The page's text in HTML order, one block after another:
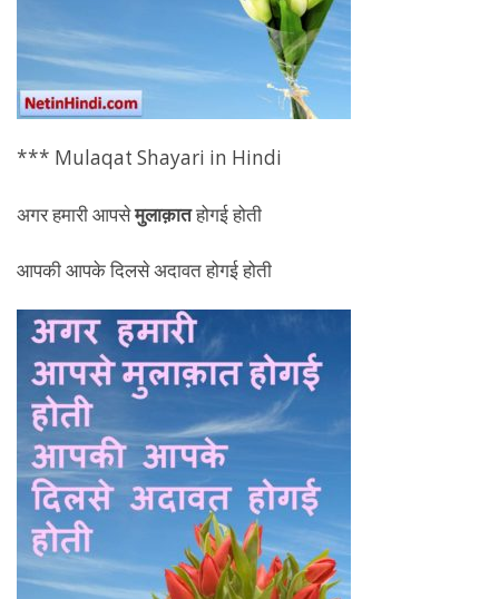
*** Mulaqat Shayari in Hindi
अगर हमारी आपसेमुलाक़ातहोगई होती
आपकी आपके दिलसे अदावत होगई होती